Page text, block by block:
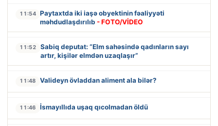
11:54 Paytaxtda iki iaşə obyektinin fəaliyyəti
məhdudlaşdırılıb - FOTO/VİDEO
11:52
Sabiq deputat: “Elm sahəsində qadınların sayı
artır, kişilər elmdən uzaqlaşır”
11:48 Valideyn övladdan aliment ala bilər?
11:46 İsmayıllıda uşaq qıcolmadan öldü